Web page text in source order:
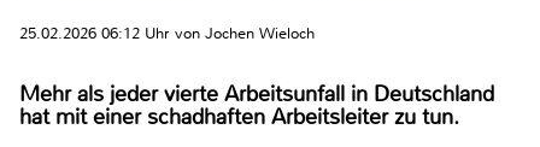
25.02.2026 06:12 Uhr von Jochen Wieloch
Mehr als jeder vierte Arbeitsunfall in Deutschland
hat mit einer schadhaften Arbeitsleiter zu tun.